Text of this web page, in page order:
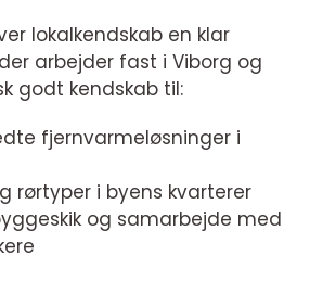
lokalkendskab en klar
der arbejder fast i Viborg og
godt kendskab til:
fjernvarmeløsninger i
rørtyper i byens kvarterer
og samarbejde med